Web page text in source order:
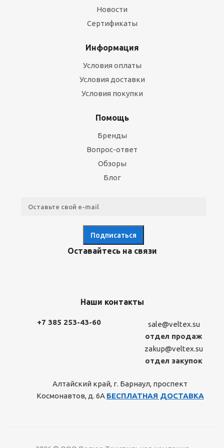
Новости
Сертификаты
Информация
Условия оплаты
Условия доставки
Условия покупки
Помощь
Бренды
Вопрос-ответ
Обзоры
Блог
Оставайтесь на связи
Наши контакты
+7 385 253-43-60
sale@veltex.su
отдел продаж
zakup@veltex.su
отдел закупок
Алтайский край, г. Барнаул, проспект
Космонавтов, д. 6А БЕСПЛАТНАЯ ДОСТАВКА